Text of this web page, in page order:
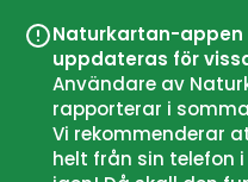
Naturkartan-appen
uppdateras för
Användare av
rapporterar i
Vi rekommenderar
helt från sin telefon